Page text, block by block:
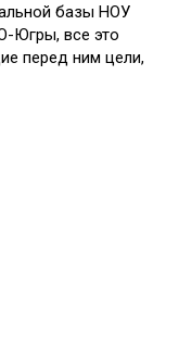
базы НОУ
все это
перед ним цели,